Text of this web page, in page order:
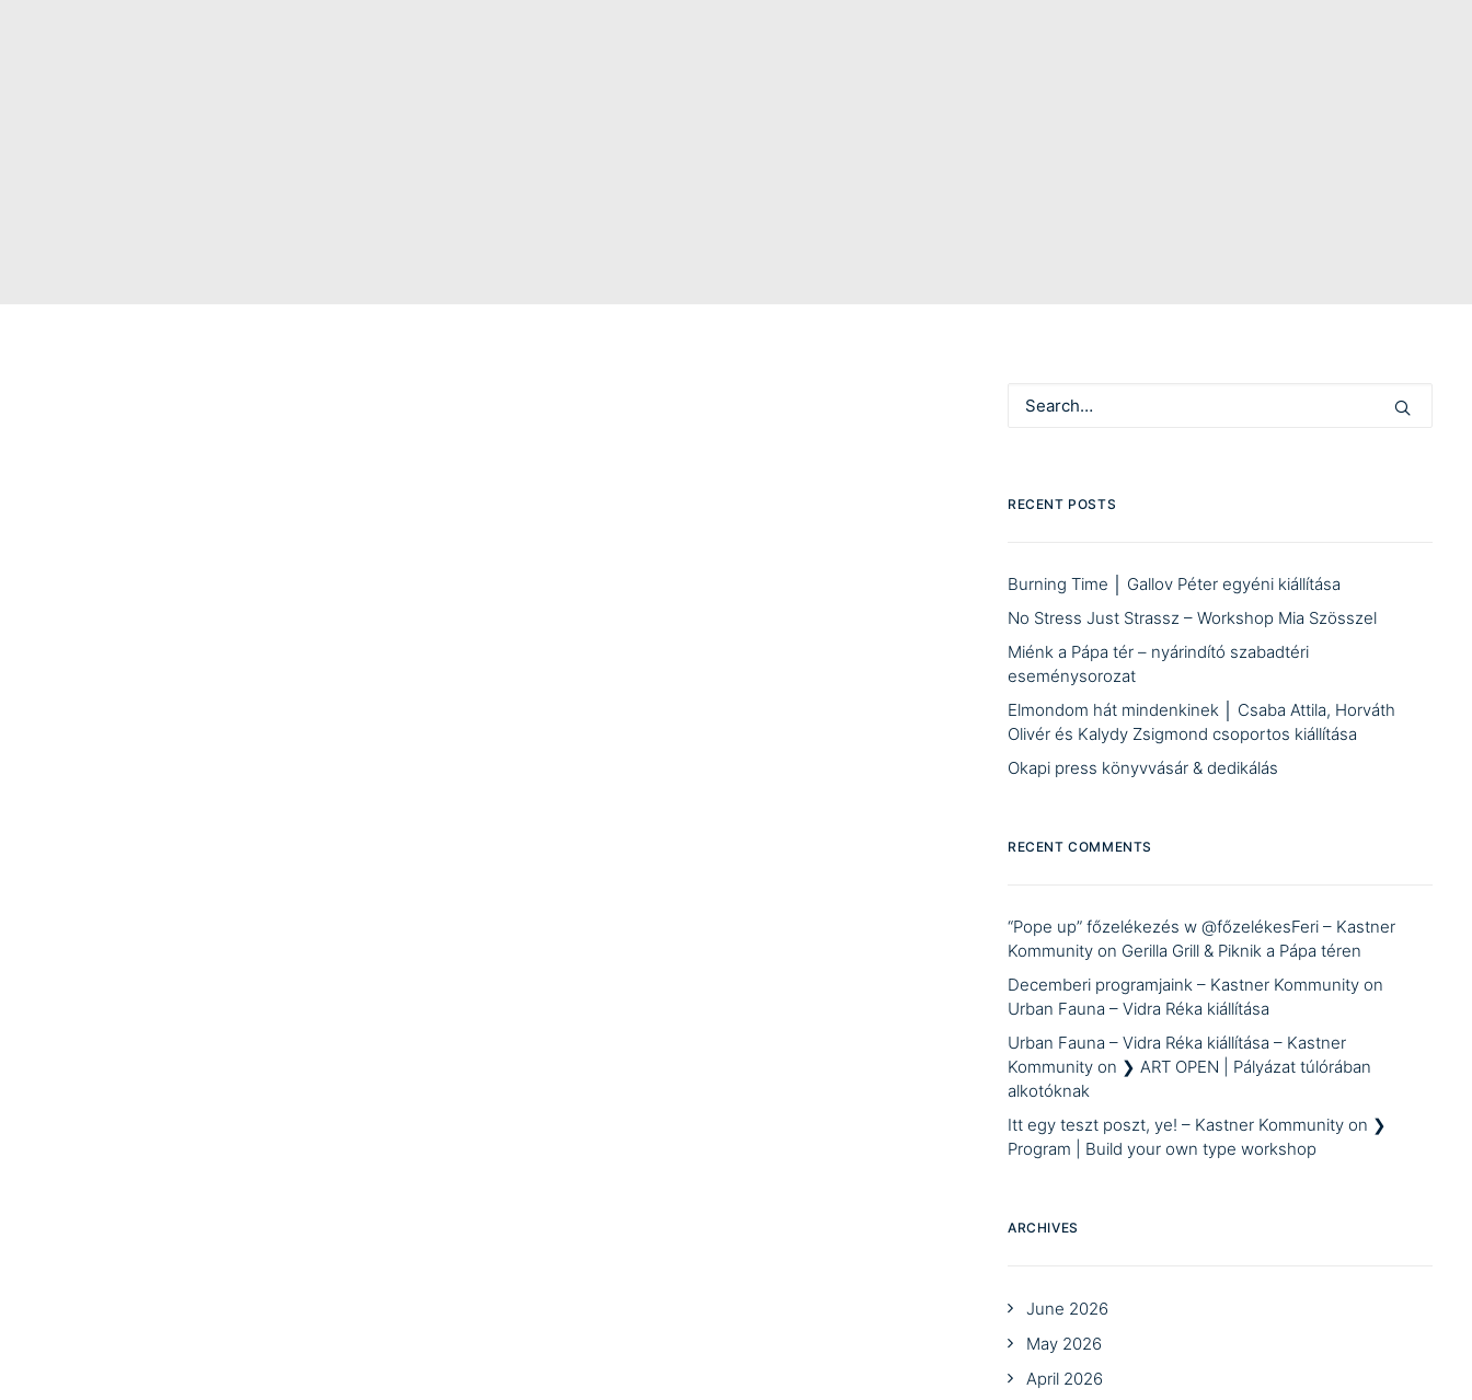
RECENT POSTS
Burning Time │ Gallov Péter egyéni kiállítása
No Stress Just Strassz – Workshop Mia Szösszel
Miénk a Pápa tér – nyárindító szabadtéri
eseménysorozat
Elmondom hát mindenkinek │ Csaba Attila, Horváth
Olivér és Kalydy Zsigmond csoportos kiállítása
Okapi press könyvvásár & dedikálás
RECENT COMMENTS
“Pope up” főzelékezés w @főzelékesFeri – Kastner
Kommunity on Gerilla Grill & Piknik a Pápa téren
Decemberi programjaink – Kastner Kommunity on
Urban Fauna – Vidra Réka kiállítása
Urban Fauna – Vidra Réka kiállítása – Kastner
Kommunity on ❯ ART OPEN | Pályázat túlórában
alkotóknak
Itt egy teszt poszt, ye! – Kastner Kommunity on ❯
Program | Build your own type workshop
ARCHIVES
June 2026
May 2026
April 2026